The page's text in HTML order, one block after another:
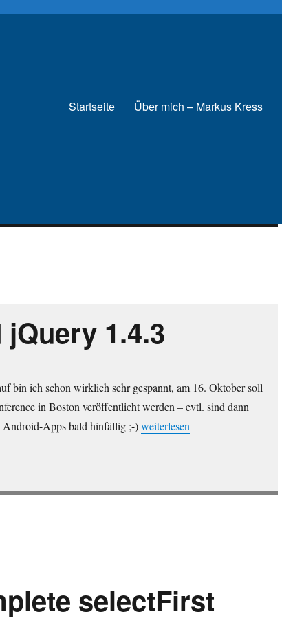
Startseite Über mich – Markus Kress
1.4.3
bin ich schon wirklich sehr gespannt, am 16. Oktober soll
in Boston veröffentlicht werden – evtl. sind dann
Android-Apps bald hinfällig ;-)„jQuery Mobile und jQuery
weiterlesen
selectFirst